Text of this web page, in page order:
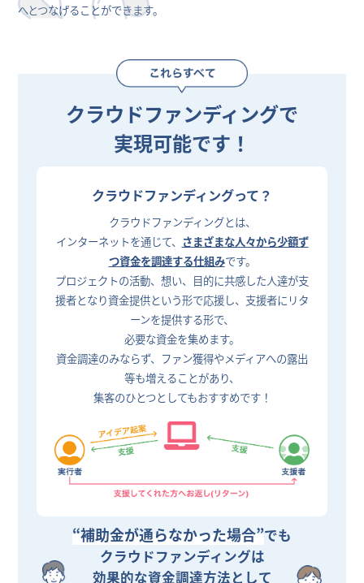
へとつなげることができます。
クラウドファンディングで
実現可能です！
クラウドファンディングって？
クラウドファンディングとは、
インターネットを通じて、 さまざまな人々から少額ず
つ資金を調達する仕組みです。
プロジェクトの活動、想い、目的に共感した人達が支
援者となり資金提供という形で応援し、支援者にリタ
ーンを提供する形で、
必要な資金を集めます。
資金調達のみならず、ファン獲得やメディアへの露出
等も増えることがあり、
集客のひとつとしてもおすすめです！
“補助金が通らなかった場合”でも
クラウドファンディングは
効果的な資金調達方法として